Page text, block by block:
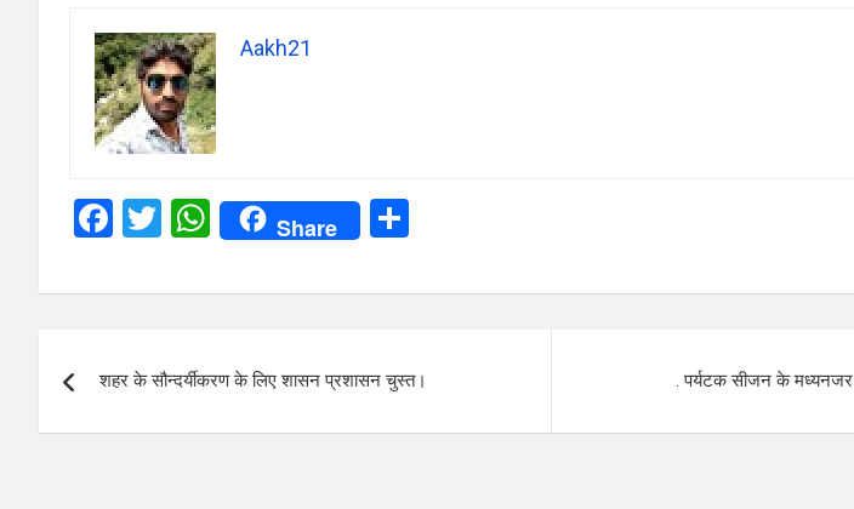
Aakh21
F
ce
o
T
tt
W
at
A
Share
ar
navigation
शहर के सौन्दर्यीकरण के लिए शासन प्रशासन चुस्त। . पर्यटक सीजन के